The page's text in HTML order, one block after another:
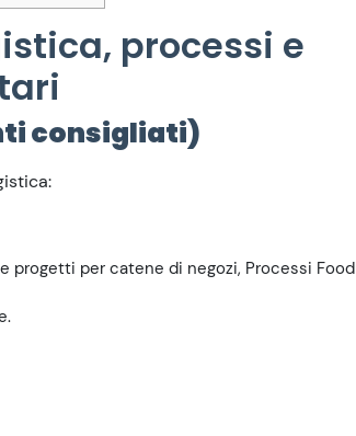
processi e
consigliati)
progetti per catene di negozi, Processi Food